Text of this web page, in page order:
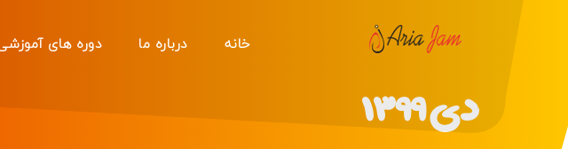
خانه درباره ما دوره های
دی ۱۳۹۹